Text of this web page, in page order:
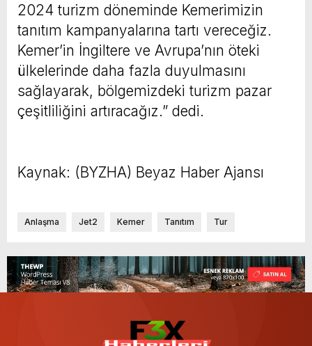
2024 turizm döneminde Kemerimizin
tanıtım kampanyalarına tartı vereceğiz.
Kemer’in İngiltere ve Avrupa’nın öteki
ülkelerinde daha fazla duyulmasını
sağlayarak, bölgemizdeki turizm pazar
çeşitliliğini artıracağız.” dedi.
Kaynak: (BYZHA) Beyaz Haber Ajansı
Anlaşma Jet2 Kemer Tanıtım Tur